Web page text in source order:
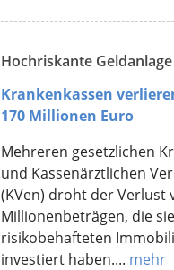
Hochriskante Geldanlage
Krankenkassen
170 Millionen Euro
Mehreren gesetzlichen
und Kassenärztlichen
(KVen) droht der Verlust
Millionenbeträgen, die
risikobehafteten
investiert haben.... mehr